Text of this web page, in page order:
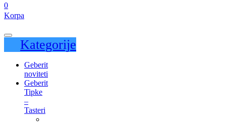
0
Korpa
Kategorije
Geberit
noviteti
Geberit
Tipke
–
Tasteri